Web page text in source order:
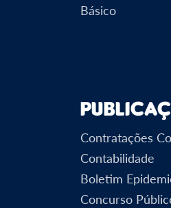
Básico
Contratações
Contabilidade
Boletim
Concurso